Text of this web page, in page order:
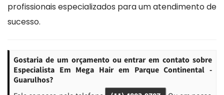
profissionais especializados para um atendimento de
sucesso.
Gostaria de um orçamento ou entrar em contato sobre
Especialista Em Mega Hair em Parque Continental -
Guarulhos?